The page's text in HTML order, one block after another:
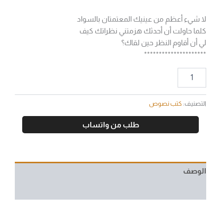
لا شيء أعظم من عينيك المعتمتان بالسواد
كلما حاولت أن أحدثك هزمتني نظراتك كيف
لي أن أقاوم النظر حين لقاك؟
*********************
التصنيف: كتب نصوص
طلب من واتساب
الوصف